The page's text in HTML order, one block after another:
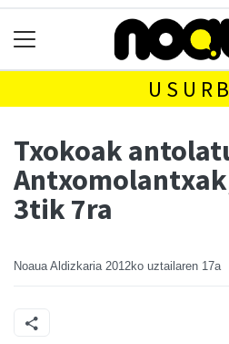
Txokoak
3tik 7ra
Noaua Aldizkaria 2012ko uztailaren 17a